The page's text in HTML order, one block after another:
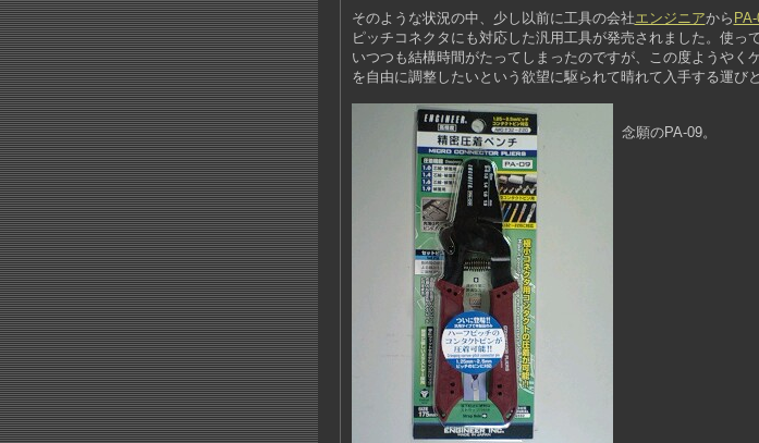
そのような状況の中、少し以前に工具の会社エンジニアから
ピッチコネクタにも対応した汎用工具が発売されました。使っ
いつつも結構時間がたってしまったのですが、この度ようやく
を自由に調整したいという欲望に駆られて晴れて入手する運び
念願のPA-09。